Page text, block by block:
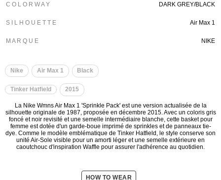
C O L O R W A Y DARK GREY/BLACK
S I L H O U E T T E Air Max 1
M A R Q U E NIKE
Nike Air Max 1 Black
Tinker Hatfield 2015
La Nike Wmns Air Max 1 'Sprinkle Pack' est une version actualisée de la
silhouette originale de 1987, proposée en décembre 2015. Avec un coloris gris
foncé et noir revisité et une semelle intermédiaire blanche, cette basket pour
femme est dotée d'un garde-boue imprimé de sprinkles et de panneaux tie-
dye. Comme le modèle emblématique de Tinker Hatfield, le style conserve son
unité Air-Sole visible pour un amorti léger et une semelle extérieure en
caoutchouc d'inspiration Waffle pour assurer l'adhérence au quotidien.
HOW TO WEAR